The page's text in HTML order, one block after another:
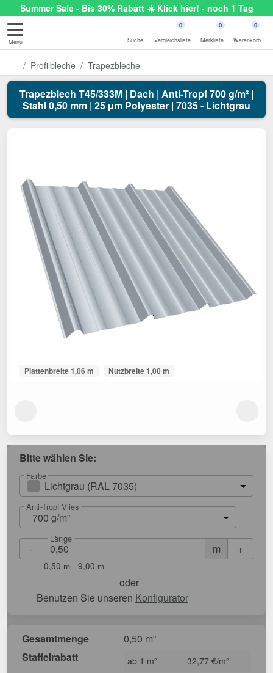
Summer Sale - Bis 30% Rabatt ☀️ Klick hier! - noch 1 Tag
Menü Suche
0
Vergleichsliste
0
Merkliste
0
Warenkorb
Profilbleche Trapezbleche
Trapezblech T45/333M | Dach | Anti-Tropf 700 g/m² |
Stahl 0,50 mm | 25 µm Polyester | 7035 - Lichtgrau
Plattenbreite 1,06 m Nutzbreite 1,00 m
Bitte wählen Sie:
Farbe
Lichtgrau (RAL 7035)
Anti-Tropf Vlies
700 g/m²
- m
Länge
+
0,50 m - 9,00 m
oder
Benutzen Sie unseren Konfigurator
Gesamtmenge
0,50 m²
Staffelrabatt
ab 1 m²
32,77 €/m²